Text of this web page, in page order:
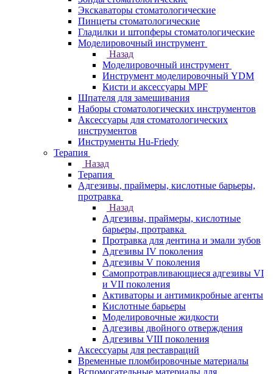
Экскаваторы стоматологические
Пинцеты стоматологические
Гладилки и штопферы стоматологические
Моделировочный инструмент
Назад
Моделировочный инструмент
Инструмент моделировочный YDM
Кисти и аксессуары MPF
Шпателя для замешивания
Наборы стоматологических инструментов
Аксессуары для стоматологических
инструментов
Инструменты Hu-Friedy
Терапия
Назад
Терапия
Адгезивы, праймеры, кислотные барьеры,
протравка
Назад
Адгезивы, праймеры, кислотные
барьеры, протравка
Протравка для дентина и эмали зубов
Адгезивы IV поколения
Адгезивы V поколения
Самопротравливающиеся адгезивы VI
и VII поколения
Активаторы и антимикробные агенты
Кислотные барьеры
Моделировочные жидкости
Адгезивы двойного отверждения
Адгезивы VIII поколения
Аксессуары для реставраций
Временные пломбировочные материалы
Вспомогательные материалы для